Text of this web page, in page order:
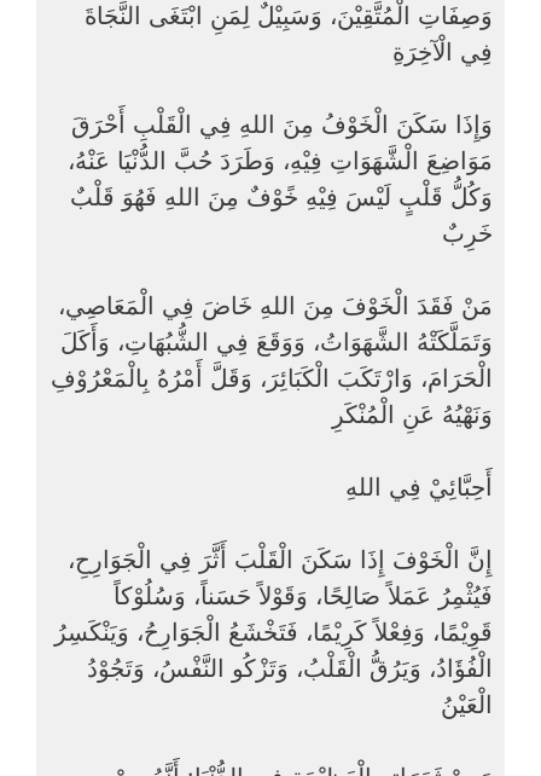
وَصِفَاتِ الْمُتَّقِيْنَ، وَسَبِيْلٌ لِمَنِ ابْتَغَى النَّجَاةَ
فِي الْآخِرَةِ
وَإِذَا سَكَنَ الْخَوْفُ مِنَ اللهِ فِي الْقَلْبِ أَحْرَقَ
مَوَاضِعَ الْشَّهَوَاتِ فِيْهِ، وَطَرَدَ حُبَّ الدُّنْيَا عَنْهُ،
وَكُلُّ قَلْبٍ لَيْسَ فِيْهِ خًوْفٌ مِنَ اللهِ فَهُوَ قَلْبٌ
خَرِبٌ
مَنْ فَقَدَ الْخَوْفَ مِنَ اللهِ خَاضَ فِي الْمَعَاصِي،
وَتَمَلَّكَتْهُ الشَّهَوَاتُ، وَوَقَعَ فِي الشُّبُهَاتِ، وَأَكَلَ
الْحَرَامَ، وَارْتَكَبَ الْكَبَائِرَ، وَقَلَّ أَمْرُهُ بِالْمَعْرُوْفِ
وَنَهْيُهُ عَنِ الْمُنْكَرِ
أَحِبَّائِيْ فِي اللهِ
إِنَّ الْخَوْفَ إِذَا سَكَنَ الْقَلْبَ أَثَّرَ فِي الْجَوَارِحِ،
فَيُثْمِرُ عَمَلاً صَالِحًا، وَقَوْلاً حَسَناً، وَسُلُوْكاً
قَوِيْمًا، وَفِعْلاً كَرِيْمًا، فَتَخْشَعُ الْجَوَارِحُ، وَيَنْكَسِرُ
الْفُؤَادُ، وَيَرُقُّ الْقَلْبُ، وَتَزْكُو النَّفْسُ، وَتَجُوْدُ
الْعَيْنُ